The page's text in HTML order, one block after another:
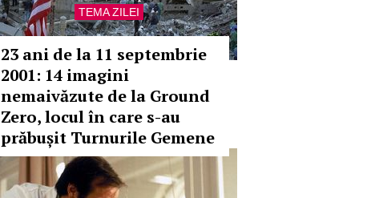
TEMA ZILEI
23 ani de la 11 septembrie
2001: 14 imagini
nemaivăzute de la Ground
Zero, locul în care s-au
prăbușit Turnurile Gemene